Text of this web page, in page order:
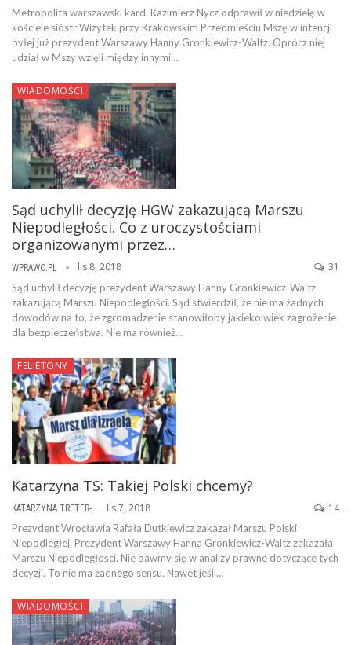
Metropolita warszawski kard. Kazimierz Nycz odprawił w niedzielę w
kościele sióstr Wizytek przy Krakowskim Przedmieściu Mszę w intencji
byłej już prezydent Warszawy Hanny Gronkiewicz-Waltz. Oprócz niej
udział w Mszy wzięli między innymi…
WIADOMOŚCI
Sąd uchylił decyzję HGW zakazującą Marszu
Niepodległości. Co z uroczystościami
organizowanymi przez…
WPRAWO.PL lis 8, 2018 31
Sąd uchylił decyzję prezydent Warszawy Hanny Gronkiewicz-Waltz
zakazującą Marszu Niepodległości. Sąd stwierdził, że nie ma żadnych
dowodów na to, że zgromadzenie stanowiłoby jakiekolwiek zagrożenie
dla bezpieczeństwa. Nie ma również…
FELIETONY
Katarzyna TS: Takiej Polski chcemy?
KATARZYNA TRETER-SIERPIŃSKA lis 7, 2018 14
Prezydent Wrocławia Rafała Dutkiewicz zakazał Marszu Polski
Niepodległej. Prezydent Warszawy Hanna Gronkiewicz-Waltz zakazała
Marszu Niepodległości. Nie bawmy się w analizy prawne dotyczące tych
decyzji. To nie ma żadnego sensu. Nawet jeśli…
WIADOMOŚCI